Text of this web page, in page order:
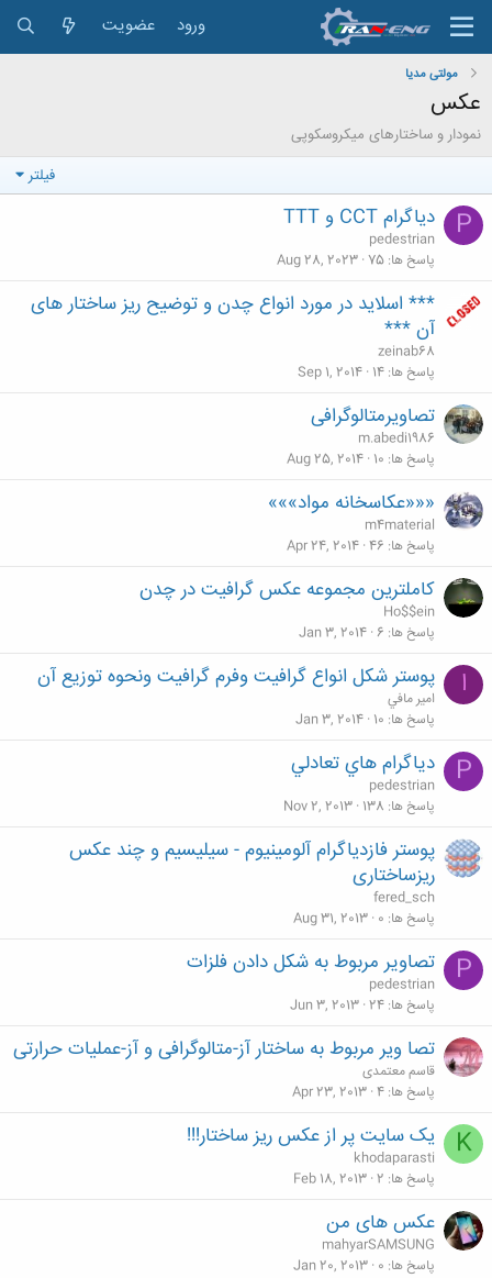
ورود عضویت
مولتی مدیا
عکس
نمودار و ساختارهای میکروسکوپی
فیلتر
P دیاگرام CCT و TTT
pedestrian
پاسخ ها 75
Aug 28, 2023
*** اسلاید در مورد انواع چدن و توضیح ریز ساختار های
آن ***
zeinab68
پاسخ ها 14
Sep 1, 2014
تصاویرمتالوگرافی
m.abedi1986
پاسخ ها 10
Aug 25, 2014
«««عكاسخانه مواد»»»
m4material
پاسخ ها 46
Apr 24, 2014
کاملترین مجموعه عکس گرافیت در چدن
Ho$$ein
پاسخ ها 6
Jan 3, 2014
ا پوستر شكل انواع گرافيت وفرم گرافيت ونحوه توزيع آن
امير مافي
پاسخ ها 10
Jan 3, 2014
P دياگرام هاي تعادلي
pedestrian
پاسخ ها 138
Nov 2, 2013
پوستر فازدیاگرام آلومینیوم - سیلیسیم و چند عکس
ریزساختاری
fered_sch
پاسخ ها 0
Aug 31, 2013
P تصاوير مربوط به شكل دادن فلزات
pedestrian
پاسخ ها 24
Jun 3, 2013
تصا ویر مربوط به ساختار آز-متالوگرافی و آز-عملیات حرارتی
قاسم معتمدی
پاسخ ها 4
Apr 23, 2013
K یک سایت پر از عکس ریز ساختار!!!
khodaparasti
پاسخ ها 2
Feb 18, 2013
عکس های من
mahyarSAMSUNG
پاسخ ها 0
Jan 20, 2013